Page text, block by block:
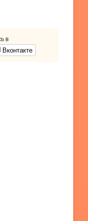
в
Вконтакте